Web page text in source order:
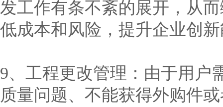
发工作有条不紊的展开，从
低成本和风险，提升企业创
9、工程更改管理：由于用户
质量问题、不能获得外购件